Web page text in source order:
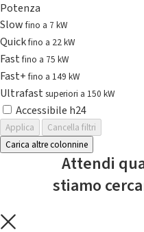
Potenza
Slowfino a 7 kW
Quickfino a 22 kW
Fastfino a 75 kW
Fast+fino a 149 kW
Ultrafast superiori a 150 kW
Accessibile h24
Applica
Cancella filtri
Carica altre colonnine
Attendi
stiamo